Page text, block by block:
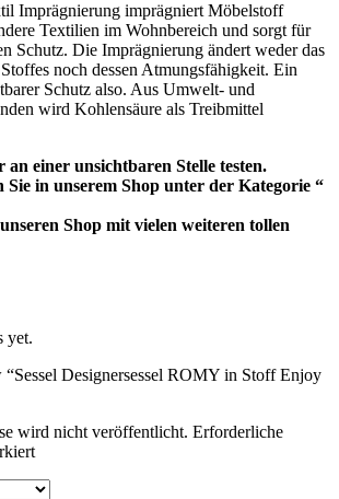
Imprägnierung imprägniert Möbelstoff
Textilien im Wohnbereich und sorgt für
Schutz. Die Imprägnierung ändert weder das
noch dessen Atmungsfähigkeit. Ein
Schutz also. Aus Umwelt- und
wird Kohlensäure als Treibmittel
einer unsichtbaren Stelle testen.
Sie in unserem Shop unter der Kategorie “
Shop mit vielen weiteren tollen
yet.
Designersessel ROMY in Stoff Enjoy
wird nicht veröffentlicht. Erforderliche